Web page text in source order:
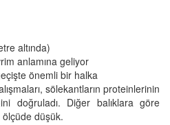
altında)
anlamına geliyor
önemli bir halka
sölekantların proteinlerinin
doğruladı. Diğer balıklara göre
ölçüde düşük.